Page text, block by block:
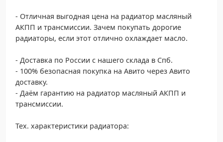
- Отличная выгодная цена на радиатор масляный
АКПП и трансмиссии. Зачем покупать дорогие
радиаторы, если этот отлично охлаждает масло.
- Доставка по России с нашего склада в Спб.
- 100% безопасная покупка на Авито через Авито
доставку.
- Даём гарантию на радиатор масляный АКПП и
трансмиссии.
Тех. характеристики радиатора: